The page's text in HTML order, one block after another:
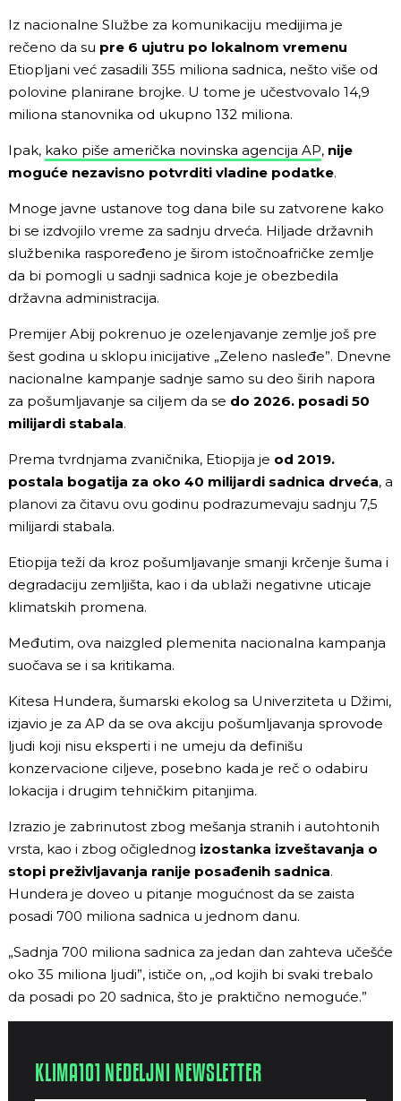
Iz nacionalne Službe za komunikaciju medijima je
rečeno da su pre 6 ujutru po lokalnom vremenu
Etiopljani već zasadili 355 miliona sadnica, nešto više od
polovine planirane brojke. U tome je učestvovalo 14,9
miliona stanovnika od ukupno 132 miliona.
Ipak, kako piše američka novinska agencija AP, nije
moguće nezavisno potvrditi vladine podatke.
Mnoge javne ustanove tog dana bile su zatvorene kako
bi se izdvojilo vreme za sadnju drveća. Hiljade državnih
službenika raspoređeno je širom istočnoafričke zemlje
da bi pomogli u sadnji sadnica koje je obezbedila
državna administracija.
Premijer Abij pokrenuo je ozelenjavanje zemlje još pre
šest godina u sklopu inicijative „Zeleno nasleđe”. Dnevne
nacionalne kampanje sadnje samo su deo širih napora
za pošumljavanje sa ciljem da se do 2026. posadi 50
milijardi stabala.
Prema tvrdnjama zvaničnika, Etiopija je od 2019.
postala bogatija za oko 40 milijardi sadnica drveća, a
planovi za čitavu ovu godinu podrazumevaju sadnju 7,5
milijardi stabala.
Etiopija teži da kroz pošumljavanje smanji krčenje šuma i
degradaciju zemljišta, kao i da ublaži negativne uticaje
klimatskih promena.
Međutim, ova naizgled plemenita nacionalna kampanja
suočava se i sa kritikama.
Kitesa Hundera, šumarski ekolog sa Univerziteta u Džimi,
izjavio je za AP da se ova akciju pošumljavanja sprovode
ljudi koji nisu eksperti i ne umeju da definišu
konzervacione ciljeve, posebno kada je reč o odabiru
lokacija i drugim tehničkim pitanjima.
Izrazio je zabrinutost zbog mešanja stranih i autohtonih
vrsta, kao i zbog očiglednog izostanka izveštavanja o
stopi preživljavanja ranije posađenih sadnica.
Hundera je doveo u pitanje mogućnost da se zaista
posadi 700 miliona sadnica u jednom danu.
„Sadnja 700 miliona sadnica za jedan dan zahteva učešće
oko 35 miliona ljudi”, ističe on, „od kojih bi svaki trebalo
da posadi po 20 sadnica, što je praktično nemoguće.”
KLIMA101 NEDELJNI NEWSLETTER